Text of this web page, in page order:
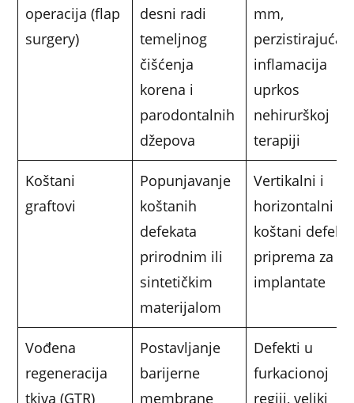
operacija (flap
surgery)
desni radi
temeljnog
čišćenja
korena i
parodontalnih
džepova
mm,
perzistirajuća
inflamacija
uprkos
nehirurškoj
terapiji
Koštani
graftovi
Popunjavanje
koštanih
defekata
prirodnim ili
sintetičkim
materijalom
Vertikalni i
horizontalni
koštani defekti,
priprema za
implantate
Vođena
regeneracija
tkiva (GTR)
Postavljanje
barijerne
membrane
Defekti u
furkacionoj
regiji, veliki